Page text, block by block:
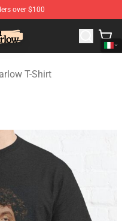
over $100
Harlow Merchandise
T-Shirt